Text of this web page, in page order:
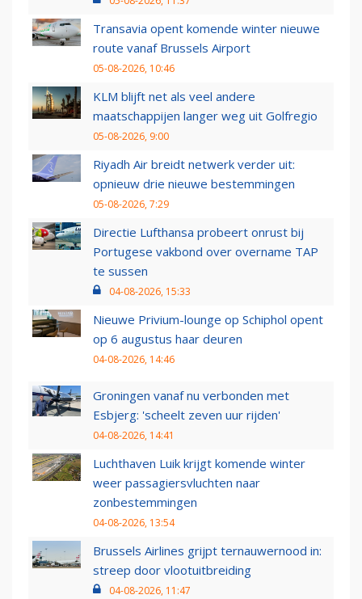
Transavia opent komende winter nieuwe
route vanaf Brussels Airport
05-08-2026, 10:46
KLM blijft net als veel andere
maatschappijen langer weg uit Golfregio
05-08-2026, 9:00
Riyadh Air breidt netwerk verder uit:
opnieuw drie nieuwe bestemmingen
05-08-2026, 7:29
Directie Lufthansa probeert onrust bij
Portugese vakbond over overname TAP
te sussen
04-08-2026, 15:33
Nieuwe Privium-lounge op Schiphol opent
op 6 augustus haar deuren
04-08-2026, 14:46
Groningen vanaf nu verbonden met
Esbjerg: 'scheelt zeven uur rijden'
04-08-2026, 14:41
Luchthaven Luik krijgt komende winter
weer passagiersvluchten naar
zonbestemmingen
04-08-2026, 13:54
Brussels Airlines grijpt ternauwernood in:
streep door vlootuitbreiding
04-08-2026, 11:47